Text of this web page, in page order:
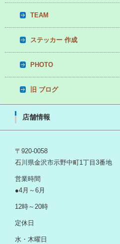
TEAM
ステッカー 作成
PHOTO
旧 ブログ
店舗情報
〒920-0058
石川県金沢市示野中町1丁目3番地
営業時間
●4月～6月
12時～20時
定休日
水・木曜日